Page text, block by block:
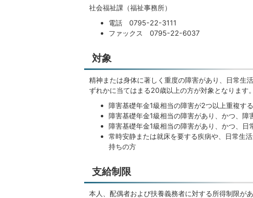
社会福祉課（福祉事務所）
電話 0795-22-3111
ファックス 0795-22-6037
対象
精神または身体に著しく重度の障害があり、日常生
ずれかに当てはまる20歳以上の方が対象となります。
障害基礎年金1級相当の障害が2つ以上重複す
障害基礎年金1級相当の障害があり、かつ、
障害基礎年金1級相当の障害があり、かつ、日
常時安静または就床を要する疾病や、日常生
持ちの方
支給制限
本人、配偶者および扶養義務者に対する所得制限が